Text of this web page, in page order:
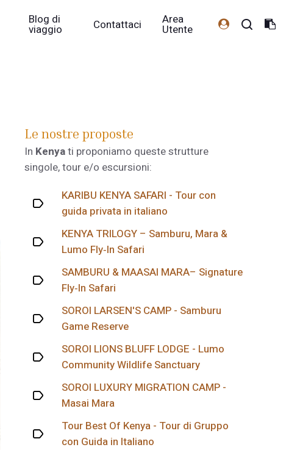
Blog di
viaggio Contattaci Area
Utente
Le nostre proposte
In Kenyati proponiamo queste strutture
singole, tour e/o escursioni:
KARIBU KENYA SAFARI - Tour con
guida privata in italiano
KENYA TRILOGY – Samburu, Mara &
Lumo Fly‑In Safari
SAMBURU & MAASAI MARA– Signature
Fly‑In Safari
SOROI LARSEN'S CAMP - Samburu
Game Reserve
SOROI LIONS BLUFF LODGE - Lumo
Community Wildlife Sanctuary
SOROI LUXURY MIGRATION CAMP -
Masai Mara
Tour Best Of Kenya - Tour di Gruppo
con Guida in Italiano